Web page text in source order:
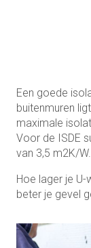
Een goede
buitenmuren ligt
maximale
Voor de ISDE
van 3,5 m2K/W.
Hoe lager je
beter je gevel